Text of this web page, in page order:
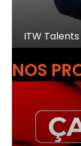
ITW
NOS